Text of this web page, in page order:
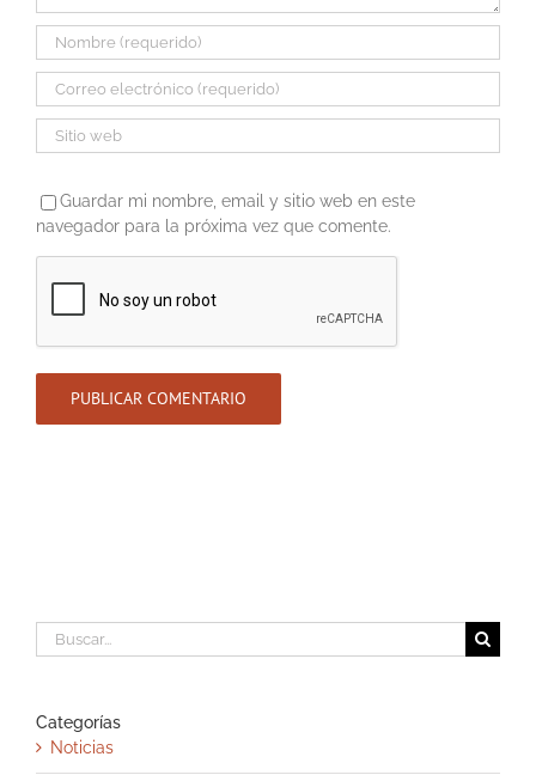
Guardar mi nombre, email y sitio web en este
navegador para la próxima vez que comente.
Buscar:
Categorías
Noticias